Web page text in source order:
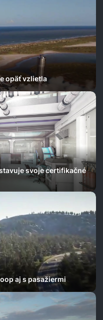
opäť vzlietla
svoje certifikačné
aj s pasažiermi